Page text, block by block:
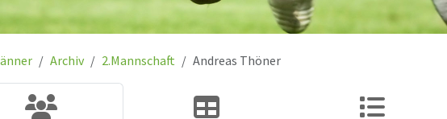
Archiv 2.Mannschaft Andreas Thöner